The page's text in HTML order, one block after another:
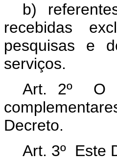
b)
recebidas
pesquisas e
serviços.
Art. 2º O
Decreto.
Art. 3º Este